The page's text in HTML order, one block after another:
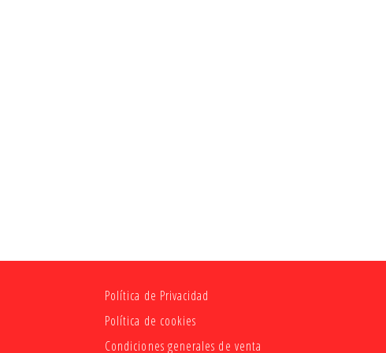
Política de Privacidad
Política de cookies
Condiciones generales de venta